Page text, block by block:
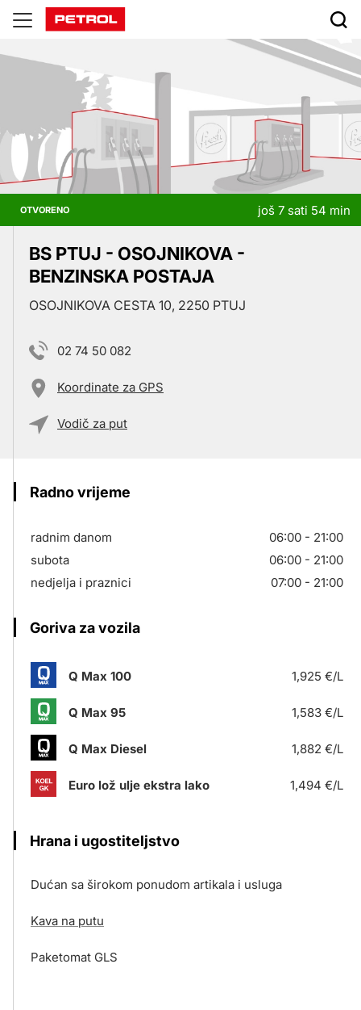
Prodajna
mjesta
OTVORENO još 7 sati 54 min
BS PTUJ - OSOJNIKOVA -
BENZINSKA POSTAJA
OSOJNIKOVA CESTA 10, 2250 PTUJ
02 74 50 082
Koordinate za GPS
Vodič za put
Radno vrijeme
radnim danom
06:00 - 21:00
subota
06:00 - 21:00
nedjelja i praznici
07:00 - 21:00
Goriva za vozila
Q Max 100 1,925 €/L
Q Max 95 1,583 €/L
Q Max Diesel 1,882 €/L
Euro lož ulje ekstra lako 1,494 €/L
Hrana i ugostiteljstvo
Dućan sa širokom ponudom artikala i usluga
Kava na putu
Paketomat GLS